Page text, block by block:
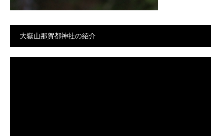
大嶽山那賀都神社の紹介